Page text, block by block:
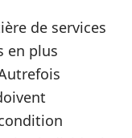
de services
en plus